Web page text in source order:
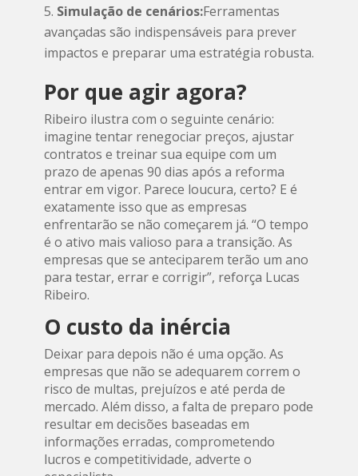
Simulação de cenários:Ferramentas
avançadas são indispensáveis para prever
impactos e preparar uma estratégia robusta.
Por que agir agora?
Ribeiro ilustra com o seguinte cenário:
imagine tentar renegociar preços, ajustar
contratos e treinar sua equipe com um
prazo de apenas 90 dias após a reforma
entrar em vigor. Parece loucura, certo? E é
exatamente isso que as empresas
enfrentarão se não começarem já. “O tempo
é o ativo mais valioso para a transição. As
empresas que se anteciparem terão um ano
para testar, errar e corrigir”, reforça Lucas
Ribeiro.
O custo da inércia
Deixar para depois não é uma opção. As
empresas que não se adequarem correm o
risco de multas, prejuízos e até perda de
mercado. Além disso, a falta de preparo pode
resultar em decisões baseadas em
informações erradas, comprometendo
lucros e competitividade, adverte o